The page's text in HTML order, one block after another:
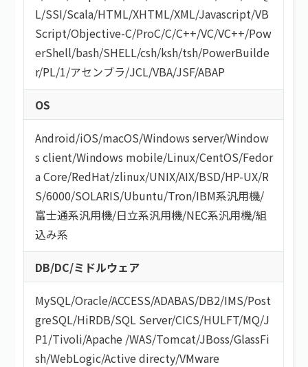
L/SSI/Scala/HTML/XHTML/XML/Javascript/VB
Script/Objective-C/ProC/C/C++/VC/VC++/Pow
erShell/bash/SHELL/csh/ksh/tsh/PowerBuilde
r/PL/1/アセンブラ/JCL/VBA/JSF/ABAP
OS
Android/iOS/macOS/Windows server/Window
s client/Windows mobile/Linux/CentOS/Fedor
a Core/RedHat/zlinux/UNIX/AIX/BSD/HP-UX/R
S/6000/SOLARIS/Ubuntu/Tron/IBM系汎用機/
富士通系汎用機/日立系汎用機/NEC系汎用機/組
込み系
DB/DC/ミドルウェア
MySQL/Oracle/ACCESS/ADABAS/DB2/IMS/Post
greSQL/HiRDB/SQL Server/CICS/HULFT/MQ/J
P1/Tivoli/Apache /WAS/Tomcat/JBoss/GlassFi
sh/WebLogic/Active directy/VMware